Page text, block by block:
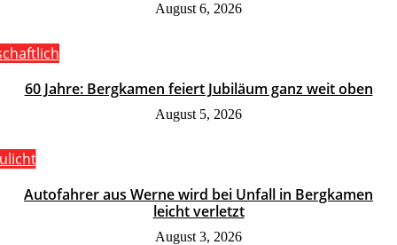
August 6, 2026
60 Jahre: Bergkamen feiert Jubiläum ganz weit oben
August 5, 2026
Autofahrer aus Werne wird bei Unfall in Bergkamen
leicht verletzt
August 3, 2026